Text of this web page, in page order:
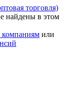
торговля)
найдены в этом
компаниям или